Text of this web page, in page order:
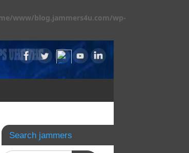
www/blog.jammers4u.com/wp-
Search jammers